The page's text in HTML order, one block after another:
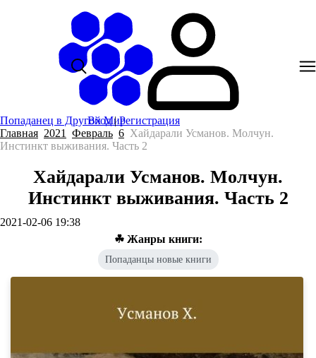
Попаданец в Другой Мир
Вход|Регистрация
Главная 2021 Февраль 6 Хайдарали Усманов. Молчун.
Инстинкт выживания. Часть 2
Хайдарали Усманов. Молчун.
Инстинкт выживания. Часть 2
2021-02-06 19:38
☘ Жанры книги:
Попаданцы новые книги